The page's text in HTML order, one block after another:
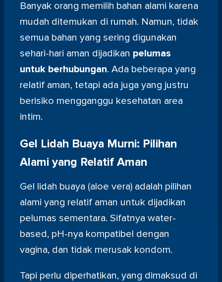
Banyak orang memilih bahan alami karena
mudah ditemukan di rumah. Namun, tidak
semua bahan yang sering digunakan
sehari-hari aman dijadikan pelumas
untuk berhubungan. Ada beberapa yang
relatif aman, tetapi ada juga yang justru
berisiko mengganggu kesehatan area
intim.
Gel Lidah Buaya Murni: Pilihan
Alami yang Relatif Aman
Gel lidah buaya (aloe vera) adalah pilihan
alami yang relatif aman untuk dijadikan
pelumas sementara. Sifatnya water-
based, pH-nya kompatibel dengan
vagina, dan tidak merusak kondom.
Tapi perlu diperhatikan, yang dimaksud di